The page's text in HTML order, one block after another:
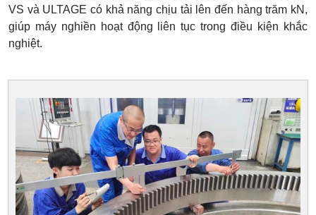
VS và ULTAGE có khả năng chịu tải lên đến hàng trăm kN,
giúp máy nghiền hoạt động liên tục trong điều kiện khắc
nghiệt.